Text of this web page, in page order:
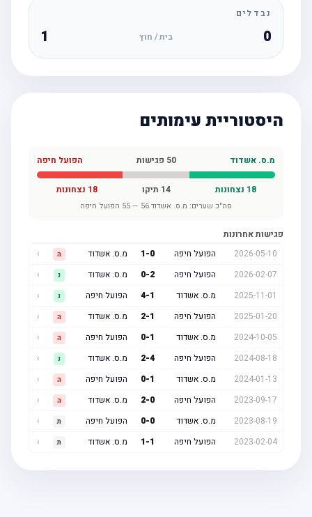
נבדלים
בית / חוץ
היסטוריית עימותים
מ.ס. אשדוד 50פגישות הפועל חיפה
18נצחונות 14תיקו 18נצחונות
סה"כ שערים:מ.ס. אשדוד 56
—
55 הפועל חיפה
פגישות אחרונות
2026-05-10
הפועל חיפה 1- מ.ס. אשדוד
2026-02-07
הפועל חיפה 0- מ.ס. אשדוד
2025-11-01
מ.ס. אשדוד 4 הפועל חיפה
2025-01-20
הפועל חיפה 2 מ.ס. אשדוד
2024-10-05
מ.ס. אשדוד 0 הפועל חיפה
2024-08-18
הפועל חיפה 2- מ.ס. אשדוד
2024-01-13
מ.ס. אשדוד 0 הפועל חיפה
2023-09-17
הפועל חיפה 2- מ.ס. אשדוד
2023-08-19
מ.ס. אשדוד 0- הפועל חיפה
2023-02-04
הפועל חיפה 1 מ.ס. אשדוד